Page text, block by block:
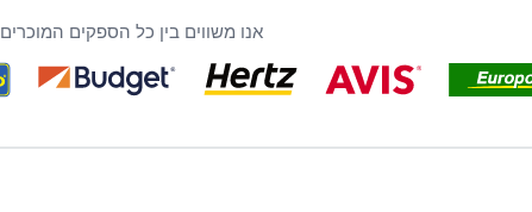
אנו משווים בין כל הספקים המוכרים